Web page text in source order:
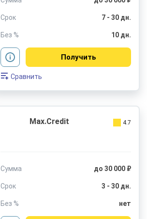
Срок 7 - 30 дн.
Без % 10 дн.
Получить
Сравнить
Max.Credit 4.7
Сумма до 30 000 ₽
Срок 3 - 30 дн.
Без % нет